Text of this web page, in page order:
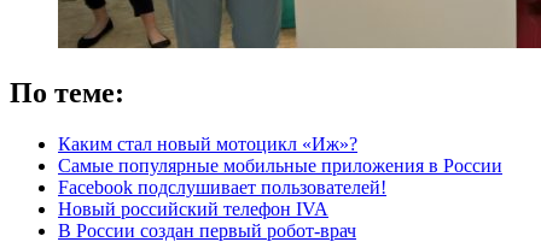
По теме:
Каким стал новый мотоцикл «Иж»?
Самые популярные мобильные приложения в России
Facebook подслушивает пользователей!
Новый российский телефон IVA
В России создан первый робот-врач